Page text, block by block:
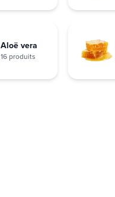
Aloë vera
16 produits